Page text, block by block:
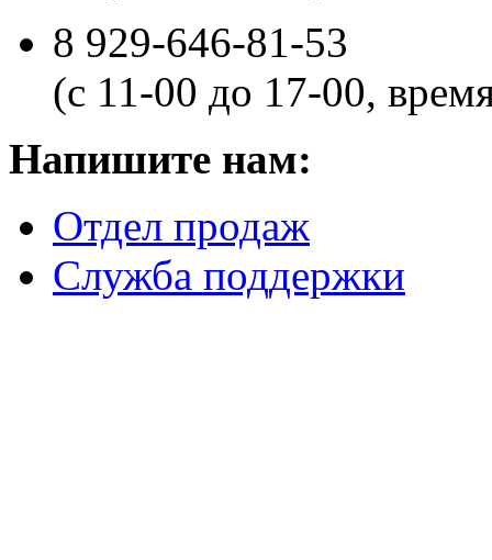
8 929-646-81-53
(с 11-00 до 17-00,
Напишите нам:
Отдел продаж
Служба поддержки